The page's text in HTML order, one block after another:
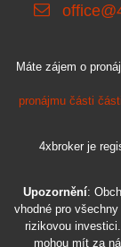
Máte zájem o
pronájmu části
4xbroker je
Upozornění:
vhodné pro
rizikovou
mohou mít za